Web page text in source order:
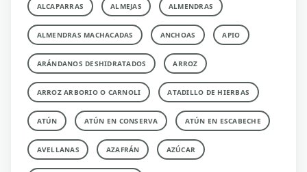
ALCAPARRAS ALMEJAS ALMENDRAS
ALMENDRAS MACHACADAS ANCHOAS APIO
ARÁNDANOS DESHIDRATADOS ARROZ
ARROZ ARBORIO O CARNOLI ATADILLO DE HIERBAS
ATÚN ATÚN EN CONSERVA ATÚN EN ESCABECHE
AVELLANAS AZAFRÁN AZÚCAR